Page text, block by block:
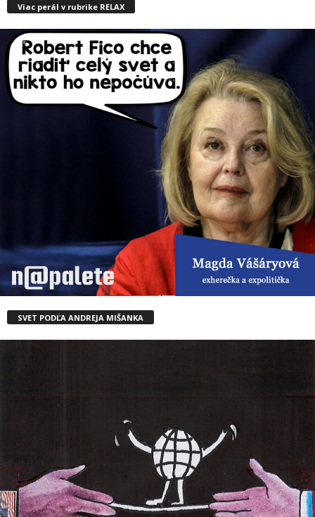
Viac perál v rubrike RELAX
SVET PODĽA ANDREJA MIŠANKA